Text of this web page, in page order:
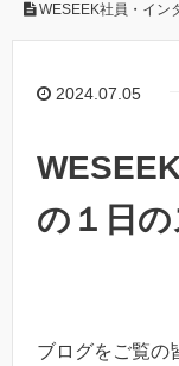
WESEEK社員・イン
2024.07.05
の１日
ブログをご覧の